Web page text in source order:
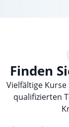
Finden
Vielfältige
qualifizierten